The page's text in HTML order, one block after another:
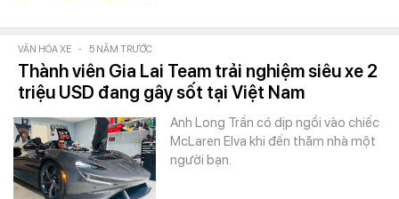
VĂN HÓA XE - 5 NĂM TRƯỚC
Thành viên Gia Lai Team trải nghiệm siêu xe 2
triệu USD đang gây sốt tại Việt Nam
Anh Long Trần có dịp ngồi vào chiếc
McLaren Elva khi đến thăm nhà một
người bạn.